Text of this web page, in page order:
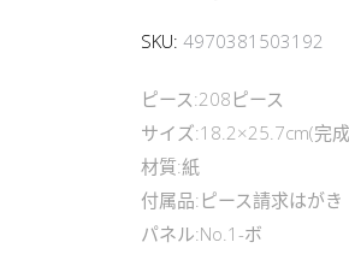
SKU: 4970381503192
ピース:208ピース
サイズ:18.2×25.7cm(完
材質:紙
付属品:ピース請求はが
パネル:No.1-ボ